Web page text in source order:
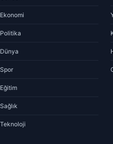
Ekonomi
Politika
Dünya
Spor
Eğitim
Sağlık
Teknoloji